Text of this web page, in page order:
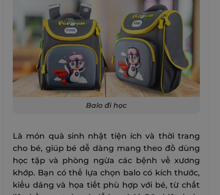
Balo đi học
Là món quà sinh nhật tiện ích và thời trang
cho bé, giúp bé dễ dàng mang theo đồ dùng
học tập và phòng ngừa các bệnh về xương
khớp. Bạn có thể lựa chọn balo có kích thước,
kiểu dáng và họa tiết phù hợp với bé, từ chất